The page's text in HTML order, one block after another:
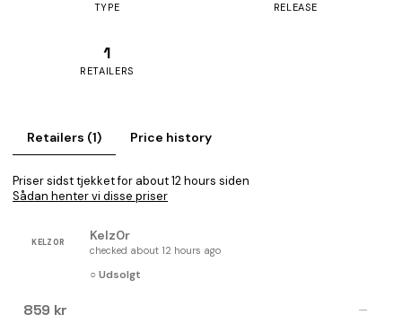
TYPE RELEASE
1
RETAILERS
Retailers (1) Price history
Priser sidst tjekket for about 12 hours siden
Sådan henter vi disse priser
KELZ0R Kelz0r
checked about 12 hours ago
○ Udsolgt
859 kr —